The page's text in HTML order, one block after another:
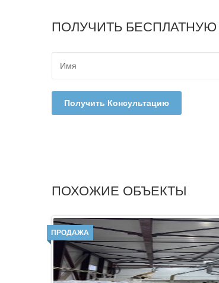
ПОЛУЧИТЬ
Получить Консультацию
ПОХОЖИЕ ОБЪЕКТЫ
ПРОДАЖА